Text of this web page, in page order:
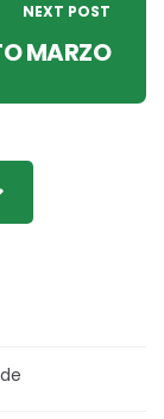
NEXT POST
MARZO